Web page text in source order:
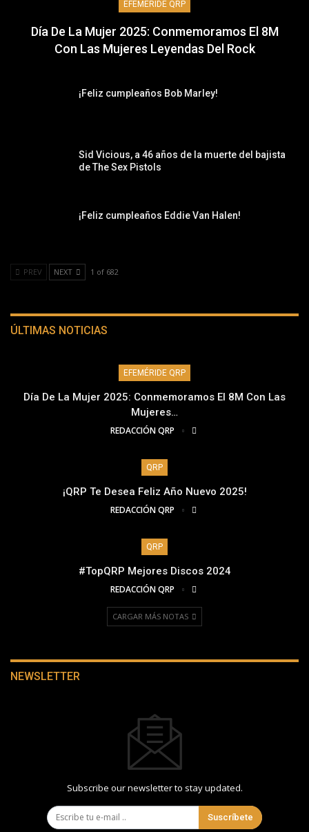
EFEMÉRIDE QRP
Día De La Mujer 2025: Conmemoramos El 8M
Con Las Mujeres Leyendas Del Rock
¡Feliz cumpleaños Bob Marley!
Sid Vicious, a 46 años de la muerte del bajista
de The Sex Pistols
¡Feliz cumpleaños Eddie Van Halen!
PREV NEXT 1 of 682
ÚLTIMAS NOTICIAS
EFEMÉRIDE QRP
Día De La Mujer 2025: Conmemoramos El 8M Con Las
Mujeres…
REDACCIÓN QRP
QRP
¡QRP Te Desea Feliz Año Nuevo 2025!
REDACCIÓN QRP
QRP
#TopQRP Mejores Discos 2024
REDACCIÓN QRP
CARGAR MÁS NOTAS
NEWSLETTER
Subscribe our newsletter to stay updated.
Suscríbete